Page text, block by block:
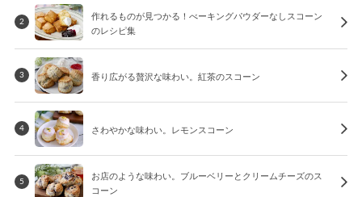
2
作れるものが見つかる！べーキングパウダーなしスコーン
のレシピ集
3 香り広がる贅沢な味わい。紅茶のスコーン
4 さわやかな味わい。レモンスコーン
5
お店のような味わい。ブルーベリーとクリームチーズのス
コーン